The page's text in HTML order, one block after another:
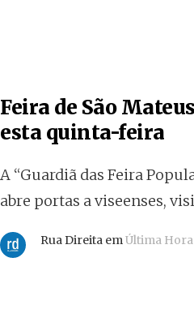
Feira de São
esta quinta-feira
A “Guardiã das Feira
abre portas a viseenses,
Rua Direita emÚltima Hora